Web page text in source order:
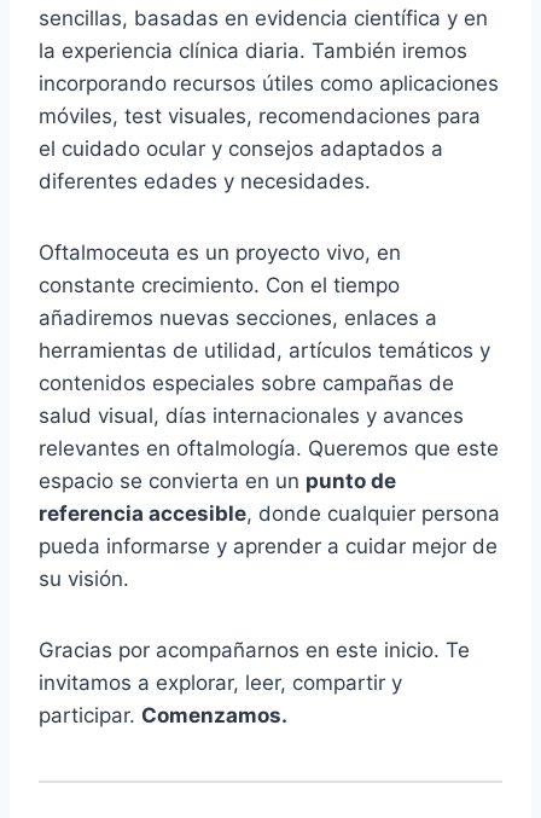
sencillas, basadas en evidencia científica y en
la experiencia clínica diaria. También iremos
incorporando recursos útiles como aplicaciones
móviles, test visuales, recomendaciones para
el cuidado ocular y consejos adaptados a
diferentes edades y necesidades.
Oftalmoceuta es un proyecto vivo, en
constante crecimiento. Con el tiempo
añadiremos nuevas secciones, enlaces a
herramientas de utilidad, artículos temáticos y
contenidos especiales sobre campañas de
salud visual, días internacionales y avances
relevantes en oftalmología. Queremos que este
espacio se convierta en un punto de
referencia accesible, donde cualquier persona
pueda informarse y aprender a cuidar mejor de
su visión.
Gracias por acompañarnos en este inicio. Te
invitamos a explorar, leer, compartir y
participar. Comenzamos.